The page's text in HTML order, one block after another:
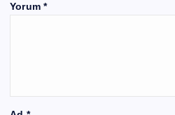
Yorum *